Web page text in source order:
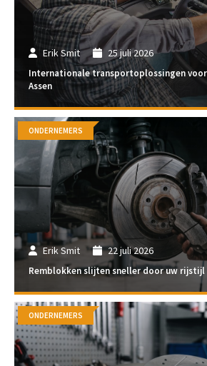
Erik Smit 25 juli 2026
Internationale transportoplossingen
Assen
Erik Smit 22 juli 2026
Remblokken slijten sneller door uw rijstijl
ONDERNEMERS
ONDERNEMERS